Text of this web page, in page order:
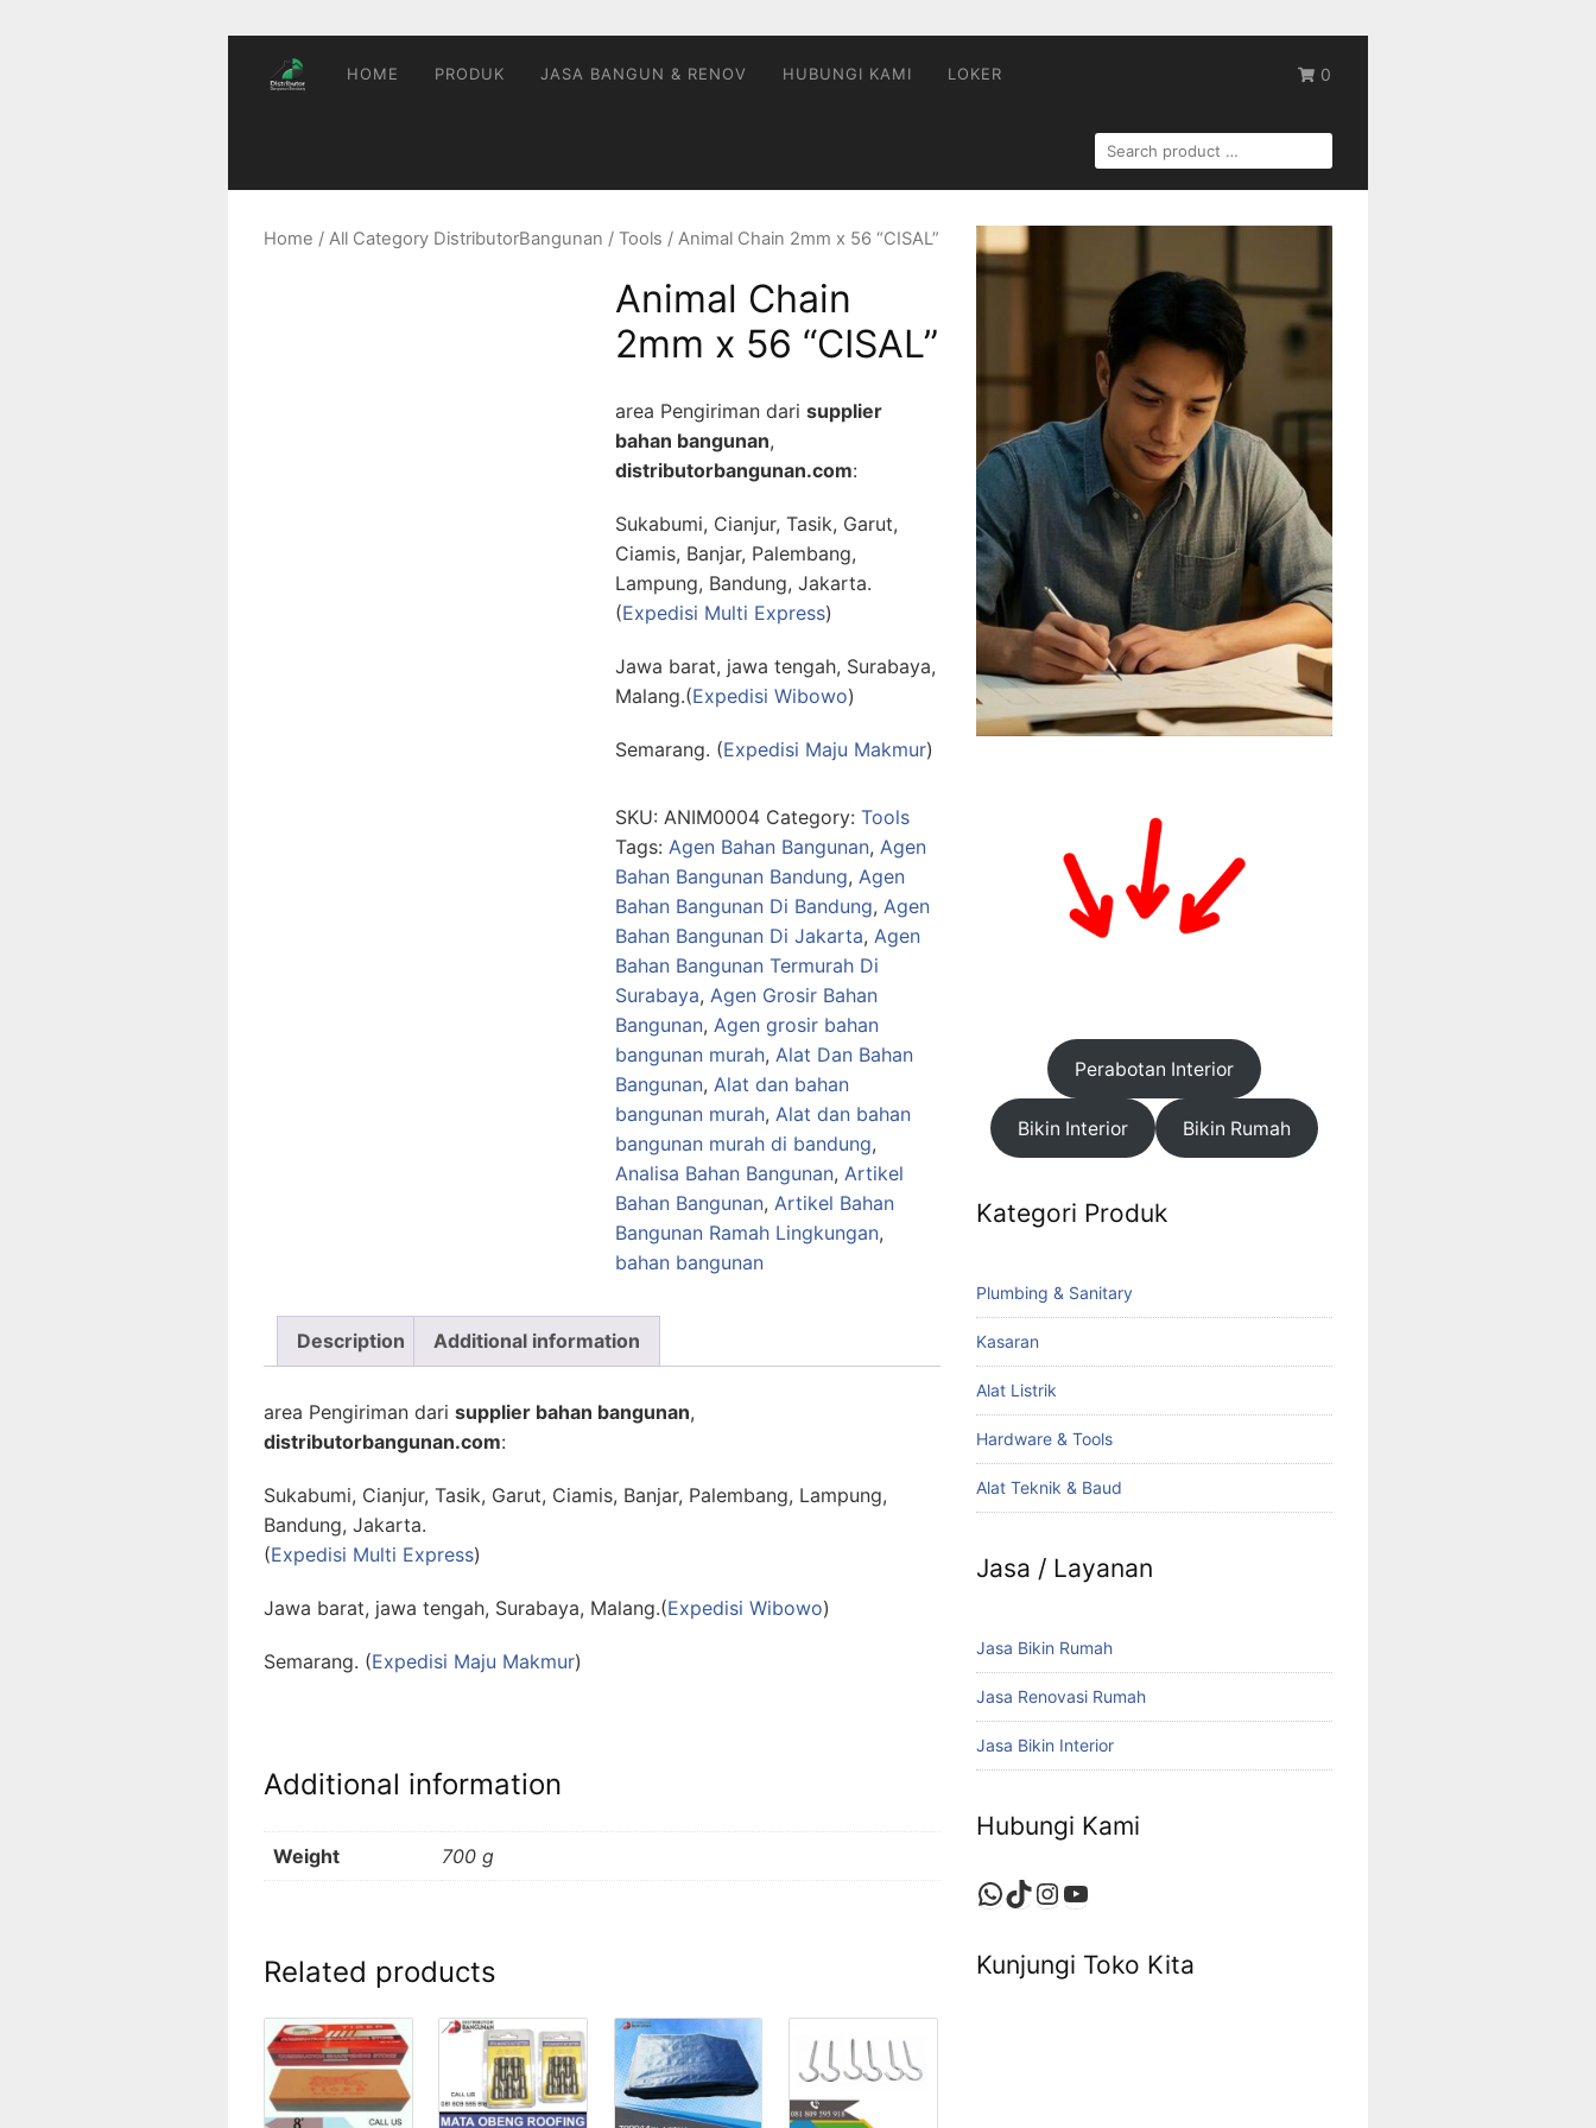
0
HOME PRODUK JASA BANGUN & RENOV HUBUNGI KAMI LOKER
SEARCH
FOR:
Home / All Category DistributorBangunan / Tools / Animal Chain 2mm x 56 “CISAL”
Animal Chain
2mm x 56 “CISAL”
area Pengiriman darisupplier
bahan bangunan,
distributorbangunan.com:
Sukabumi, Cianjur, Tasik, Garut,
Ciamis, Banjar, Palembang,
Lampung, Bandung, Jakarta.
(Expedisi Multi Express)
Jawa barat, jawa tengah, Surabaya,
Malang.(Expedisi Wibowo)
Semarang. (Expedisi Maju Makmur)
SKU:ANIM0004 Category:Tools
Tags:Agen Bahan Bangunan,Agen
Bahan Bangunan Bandung,Agen
Bahan Bangunan Di Bandung,Agen
Bahan Bangunan Di Jakarta,Agen
Bahan Bangunan Termurah Di
Surabaya,Agen Grosir Bahan
Bangunan,Agen grosir bahan
bangunan murah,Alat Dan Bahan
Bangunan,Alat dan bahan
bangunan murah,Alat dan bahan
bangunan murah di bandung,
Analisa Bahan Bangunan,Artikel
Bahan Bangunan,Artikel Bahan
Bangunan Ramah Lingkungan,
bahan bangunan
Description Additional information
area Pengiriman dari supplier bahan bangunan,
distributorbangunan.com:
Sukabumi, Cianjur, Tasik, Garut, Ciamis, Banjar, Palembang, Lampung,
Bandung, Jakarta.
(Expedisi Multi Express)
Jawa barat, jawa tengah, Surabaya, Malang.(Expedisi Wibowo)
Semarang. (Expedisi Maju Makmur)
Additional information
Weight 700 g
Related products
Perabotan Interior
Bikin Interior Bikin Rumah
Kategori Produk
Plumbing & Sanitary
Kasaran
Alat Listrik
Hardware & Tools
Alat Teknik & Baud
Jasa / Layanan
Jasa Bikin Rumah
Jasa Renovasi Rumah
Jasa Bikin Interior
Hubungi Kami
WhatsApp
TikTok
Instagram
YouTube
Kunjungi Toko Kita